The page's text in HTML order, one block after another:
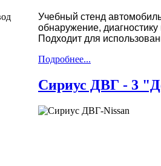
Учебный стенд
обнаружение,
Подходит для
Подробнее...
Сириус ДВГ - 3